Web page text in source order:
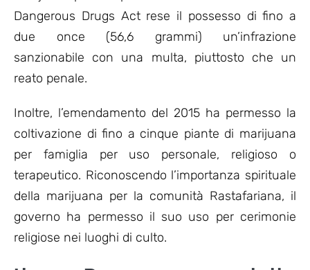
Dangerous Drugs Act rese il possesso di fino a
due once (56,6 grammi) un’infrazione
sanzionabile con una multa, piuttosto che un
reato penale.
Inoltre, l’emendamento del 2015 ha permesso la
coltivazione di fino a cinque piante di marijuana
per famiglia per uso personale, religioso o
terapeutico. Riconoscendo l’importanza spirituale
della marijuana per la comunità Rastafariana, il
governo ha permesso il suo uso per cerimonie
religiose nei luoghi di culto.